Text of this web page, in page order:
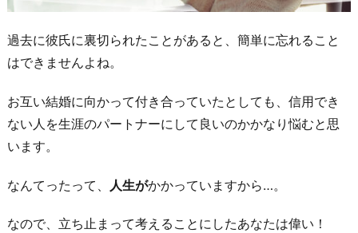
過去に彼氏に裏切られたことがあると、簡単に忘れること
はできませんよね。
お互い結婚に向かって付き合っていたとしても、信用でき
ない人を生涯のパートナーにして良いのかかなり悩むと思
います。
なんてったって、 人生がかかっていますから…。
なので、立ち止まって考えることにしたあなたは偉い！